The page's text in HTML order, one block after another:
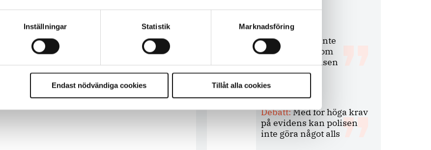
Inställningar Statistik Marknadsföring
Endast nödvändiga cookies Tillåt alla cookies
8 juli 2026
Replik:
Det är inte
evidenskrav som
bakbinder polisen
7 juli 2026
Debatt:Med för höga krav
på evidens kan polisen
inte göra något alls